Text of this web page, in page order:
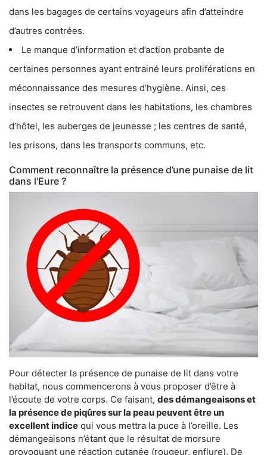
dans les bagages de certains voyageurs afin d’atteindre
d’autres contrées.
Le manque d’information et d’action probante de
certaines personnes ayant entrainé leurs proliférations en
méconnaissance des mesures d’hygiène. Ainsi, ces
insectes se retrouvent dans les habitations, les chambres
d’hôtel, les auberges de jeunesse ; les centres de santé,
les prisons, dans les transports communs, etc.
Comment reconnaître la présence d’une punaise de lit
dans l'Eure ?
Pour détecter la présence de punaise de lit dans votre
habitat, nous commencerons à vous proposer d’être à
l’écoute de votre corps. Ce faisant, des démangeaisons et
la présence de piqûres sur la peau peuvent être un
excellent indice qui vous mettra la puce à l’oreille. Les
démangeaisons n’étant que le résultat de morsure
provoquant une réaction cutanée (rougeur, enflure). De